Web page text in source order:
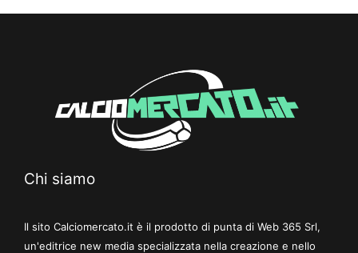
Chi siamo
Il sito Calciomercato.it è il prodotto di punta di Web 365 Srl,
un'editrice new media specializzata nella creazione e nello